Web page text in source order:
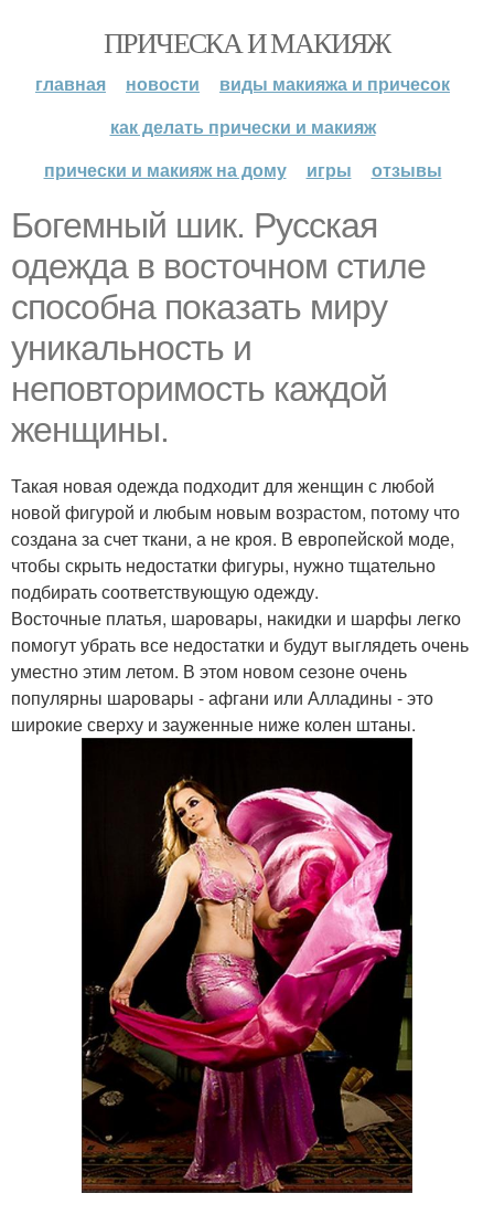
ПРИЧЕСКА И МАКИЯЖ
главная новости
виды макияжа и причесок
как делать прически и макияж
прически и макияж на дому
игры отзывы
Богемный шик. Русская
одежда в восточном стиле
способна показать миру
уникальность и
неповторимость каждой
женщины.
Такая новая одежда подходит для женщин с любой
новой фигурой и любым новым возрастом, потому что
создана за счет ткани, а не кроя. В европейской моде,
чтобы скрыть недостатки фигуры, нужно тщательно
подбирать соответствующую одежду.
Восточные платья, шаровары, накидки и шарфы легко
помогут убрать все недостатки и будут выглядеть очень
уместно этим летом. В этом новом сезоне очень
популярны шаровары - афгани или Алладины - это
широкие сверху и зауженные ниже колен штаны.